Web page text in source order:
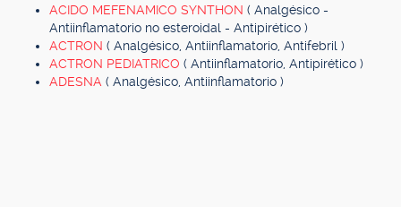
ACIDO MEFENAMICO SYNTHON ( Analgésico -
Antiinflamatorio no esteroidal - Antipirético )
ACTRON ( Analgésico, Antiinflamatorio, Antifebril )
ACTRON PEDIATRICO ( Antiinflamatorio, Antipirético )
ADESNA ( Analgésico, Antiinflamatorio )